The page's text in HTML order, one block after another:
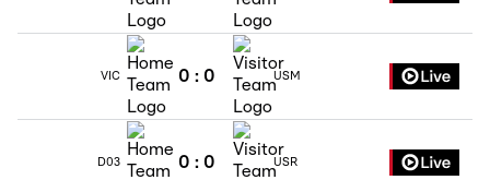
VIC 0 : 0 USM
D03 0 : 0 USR